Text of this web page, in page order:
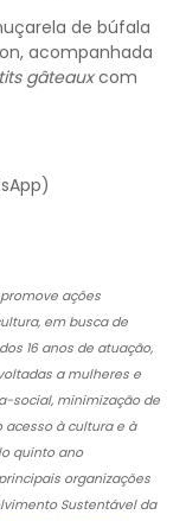
de búfala
acompanhada
gâteauxcom
ações
em busca de
16 anos de atuação,
a mulheres e
social, minimização de
à cultura e à
quinto ano
organizações
Sustentável da